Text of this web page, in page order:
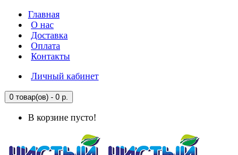
Главная
О нас
Доставка
Оплата
Контакты
Личный кабинет
0 товар(ов) - 0 р.
В корзине пусто!